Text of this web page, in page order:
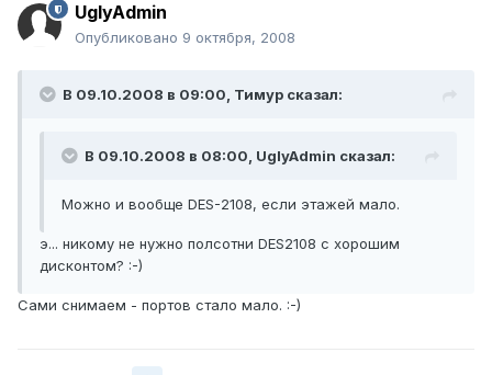
UglyAdmin
Опубликовано 9 октября, 2008
В 09.10.2008 в 09:00, Тимур сказал:
В 09.10.2008 в 08:00, UglyAdmin сказал:
Можно и вообще DES-2108, если этажей мало.
э... никому не нужно полсотни DES2108 с хорошим
дисконтом? :-)
Сами снимаем - портов стало мало. :-)